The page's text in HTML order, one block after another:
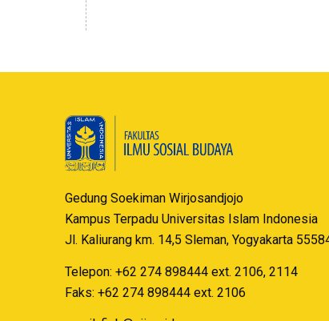
Gedung Soekiman Wirjosandjojo
Kampus Terpadu Universitas Islam Indonesia
Jl. Kaliurang km. 14,5 Sleman, Yogyakarta
Telepon: +62 274 898444 ext. 2106, 2114
Faks: +62 274 898444 ext. 2106